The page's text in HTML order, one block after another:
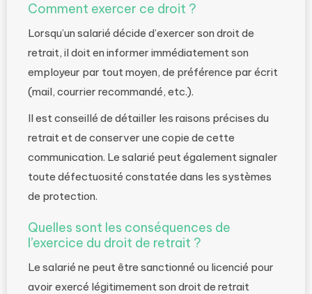
Comment exercer ce droit ?
Lorsqu’un salarié décide d’exercer son droit de
retrait, il doit en informer immédiatement son
employeur par tout moyen, de préférence par écrit
(mail, courrier recommandé, etc.).
Il est conseillé de détailler les raisons précises du
retrait et de conserver une copie de cette
communication. Le salarié peut également signaler
toute défectuosité constatée dans les systèmes
de protection.
Quelles sont les conséquences de
l’exercice du droit de retrait ?
Le salarié ne peut être sanctionné ou licencié pour
avoir exercé légitimement son droit de retrait